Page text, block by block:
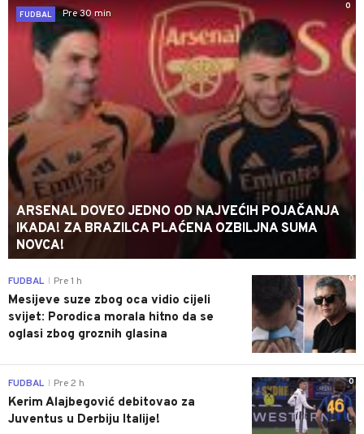
0
FUDBAL
Pre 30 min
ARSENAL DOVEO JEDNO OD NAJVEĆIH POJAČANJA
IKADA! ZA BRAZILCA PLAĆENA OZBILJNA SUMA
NOVCA!
0
FUDBAL Pre 1 h
Mesijeve suze zbog oca vidio cijeli
svijet: Porodica morala hitno da se
oglasi zbog groznih glasina
0
FUDBAL Pre 2 h
Kerim Alajbegović debitovao za
Juventus u Derbiju Italije!